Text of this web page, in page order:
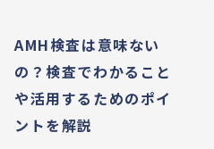
AMH検査は意味ない
の？検査でわかること
や活用するためのポイ
ントを解説